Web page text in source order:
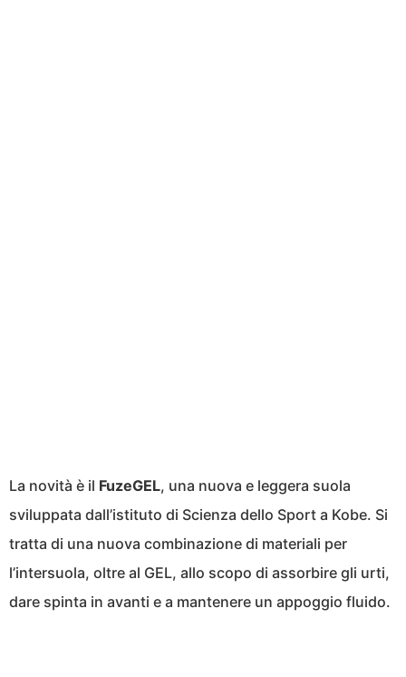
La novità è il FuzeGEL, una nuova e leggera suola
sviluppata dall’istituto di Scienza dello Sport a Kobe. Si
tratta di una nuova combinazione di materiali per
l’intersuola, oltre al GEL, allo scopo di assorbire gli urti,
dare spinta in avanti e a mantenere un appoggio fluido.